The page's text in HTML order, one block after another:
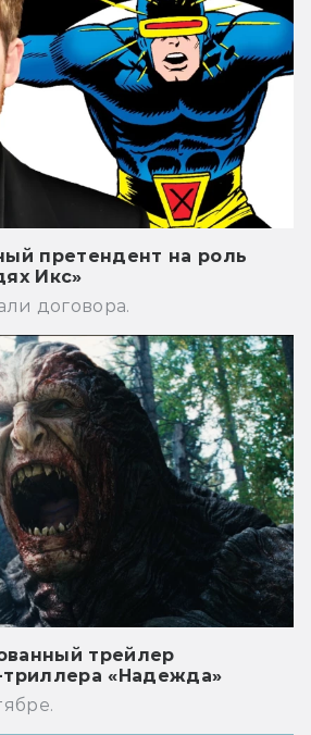
претендент на роль
Икс»
договора.
трейлер
«Надежда»